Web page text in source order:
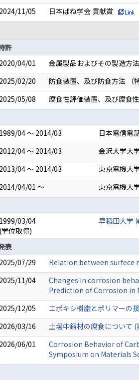
2024/11/05 日本ばね学会 貢献賞
許
2020/04/01
金属製品およびその製造方
2025/02/20
防食装置、及び防食方法 （
2025/05/08
腐食性評価装置、及び腐食
1989/04 ～ 2014/03
日本電信電
2012/04 ～ 2014/03
金沢大学大
2013/04 ～ 2014/03
東京電機大
2014/04/01 ～
東京電機大
1999/03/04
(学位取得)
早稲田大学
表
2025/07/29
Relation between surfece
2025/11/04
Changes in corrosion
Prediction of Corrosion in
2025/12/05
エポキシ樹脂とポリマーの
2026/03/16
土壌中鋼材の腐食について
2026/06/01
Corrosion Behavior of
Symposium on Materials